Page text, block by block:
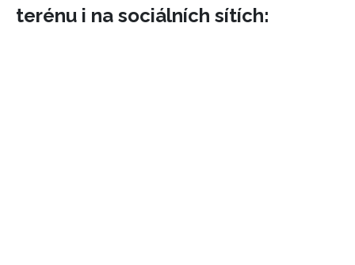
terénu i na sociálních sítích: